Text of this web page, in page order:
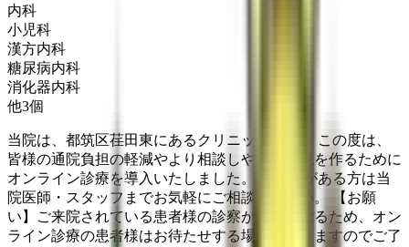
内科
小児科
漢方内科
糖尿病内科
消化器内科
他3個
当院は、都筑区荏田東にあるクリニックです。 この度は、
皆様の通院負担の軽減やより相談しやすい環境を作るために
オンライン診療を導入いたしました。 ご興味がある方は当
院医師・スタッフまでお気軽にご相談ください。 【お願
い】ご来院されている患者様の診察が優先になるため、オン
ライン診療の患者様はお待たせする場合がありますのでご了